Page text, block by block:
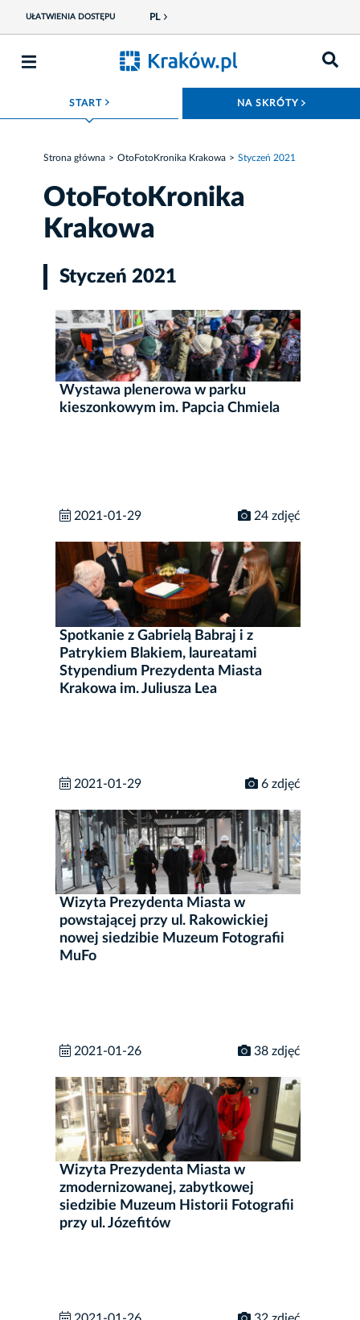
UŁATWIENIA DOSTĘPU PL
START ROZWIŃ MENU NA SKRÓTY
Strona główna OtoFotoKronika Krakowa Styczeń 2021
OtoFotoKronika
Krakowa
Styczeń 2021
Wystawa plenerowa w parku
kieszonkowym im. Papcia Chmiela
2021-01-29 24 zdjęć
Spotkanie z Gabrielą Babraj i z
Patrykiem Blakiem, laureatami
Stypendium Prezydenta Miasta
Krakowa im. Juliusza Lea
2021-01-29 6 zdjęć
Wizyta Prezydenta Miasta w
powstającej przy ul. Rakowickiej
nowej siedzibie Muzeum Fotografii
MuFo
2021-01-26 38 zdjęć
Wizyta Prezydenta Miasta w
zmodernizowanej, zabytkowej
siedzibie Muzeum Historii Fotografii
przy ul. Józefitów